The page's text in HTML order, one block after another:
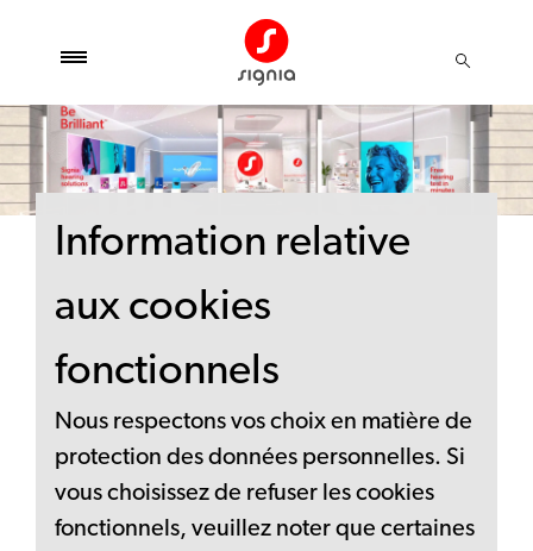
Information relative
aux cookies
fonctionnels
Nous respectons vos choix en matière de
protection des données personnelles. Si
vous choisissez de refuser les cookies
fonctionnels, veuillez noter que certaines